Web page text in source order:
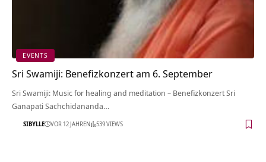
EVENTS
Sri Swamiji: Benefizkonzert am 6. September
Sri Swamiji: Music for healing and meditation – Benefizkonzert Sri
Ganapati Sachchidananda…
SIBYLLE VOR 12 JAHREN 539 VIEWS